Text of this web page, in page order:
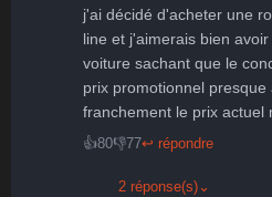
j'ai décidé d'acheter une
line et j'aimerais bien
voiture sachant que le
prix promotionnel presque
franchement le prix actuel
👍80👎77↩ répondre
2 réponse(s) ⌄